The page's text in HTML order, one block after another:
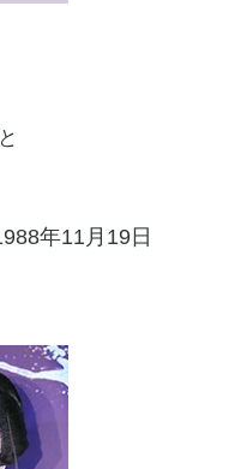
年11月19日